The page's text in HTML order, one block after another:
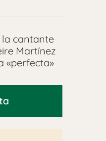
la cantante
Martínez
«perfecta»